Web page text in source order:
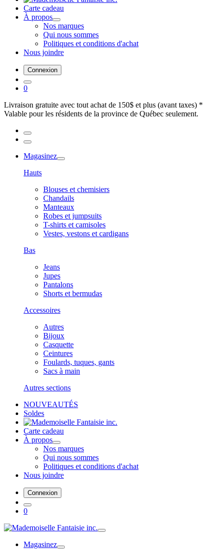
Carte cadeau
À propos
Nos marques
Qui nous sommes
Politiques et conditions d'achat
Nous joindre
Connexion
0
Livraison gratuite avec tout achat de 150$ et plus (avant taxes) *
Valable pour les résidents de la province de Québec seulement.
Magasinez
Hauts
Blouses et chemisiers
Chandails
Manteaux
Robes et jumpsuits
T-shirts et camisoles
Vestes, vestons et cardigans
Bas
Jeans
Jupes
Pantalons
Shorts et bermudas
Accessoires
Autres
Bijoux
Casquette
Ceintures
Foulards, tuques, gants
Sacs à main
Autres sections
NOUVEAUTÉS
Soldes
Carte cadeau
À propos
Nos marques
Qui nous sommes
Politiques et conditions d'achat
Nous joindre
Connexion
0
Magasinez